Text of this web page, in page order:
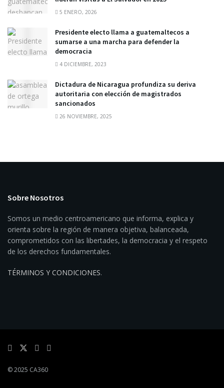
5 ENERO, 2026
Presidente electo llama a guatemaltecos a
sumarse a una marcha para defender la
democracia
4 DICIEMBRE, 2023
Dictadura de Nicaragua profundiza su deriva
autoritaria con elección de magistrados
sancionados
26 NOVIEMBRE, 2025
Sobre Nosotros
Somos un medio centroamericano que informa, explica y
orienta sobre la región de manera objetiva, balanceada,
comprometidos con las libertades, la democracia y el respeto
de los derechos fundamentales.
TÉRMINOS Y CONDICIONES.
© 2025 CA360